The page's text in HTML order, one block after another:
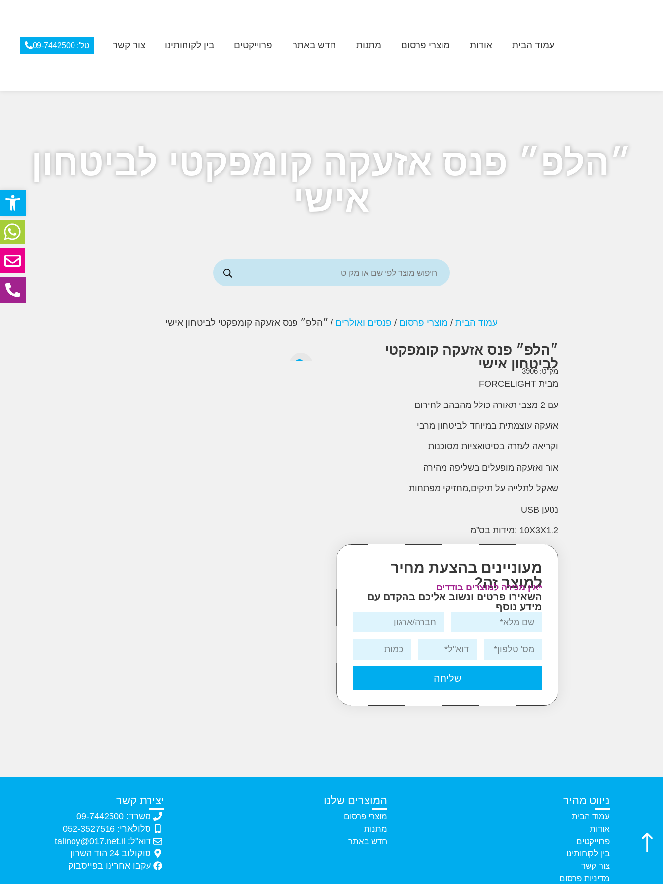
פתח
עמוד הבית אודות מוצרי פרסום מתנות חדש באתר פרוייקטים בין לקוחותינו צור קשר טל': 09-7442500
״הלפ״ פנס אזעקה קומפקטי לביטחון
אישי
עמוד הבית/ מוצרי פרסום / פנסים ואולרים / ״הלפ״ פנס אזעקה קומפקטי לביטחון אישי
״הלפ״ פנס אזעקה קומפקטי
לביטחון אישי
מק"ט: 3906
מביתFORCELIGHT
עם 2 מצבי תאורה כולל מהבהב לחירום
אזעקה עוצמתית במיוחד לביטחון מרבי
וקריאה לעזרה בסיטואציות מסוכנות
אור ואזעקה מופעלים בשליפה מהירה
שאקל לתלייה על תיקים,מחזיקי מפתחות
נטען
10X3X1.2 : מידות בס”מ
מעוניינים בהצעת מחיר
למוצר זה?
*אין מכירה למוצרים בודדים
השאירו פרטים ונשוב אליכם בהקדם עם
מידע נוסף
שליחה
ניווט מהיר
עמוד הבית
אודות
פרוייקטים
בין לקוחותינו
צור קשר
מדיניות פרסום
המוצרים שלנו
מוצרי פרסום
מתנות
חדש באתר
יצירת קשר
משרד: 09-7442500
סלולארי: 052-3527516
דוא"ל: talinoy@017.net.il
סוקולוב 24 הוד השרון
עקבו אחרינו בפייסבוק